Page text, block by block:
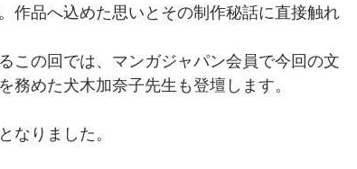
作品へ込めた思いとその制作秘話に直接触れ
この回では、マンガジャパン会員で今回の文
めた犬木加奈子先生も登壇します。
なりました。